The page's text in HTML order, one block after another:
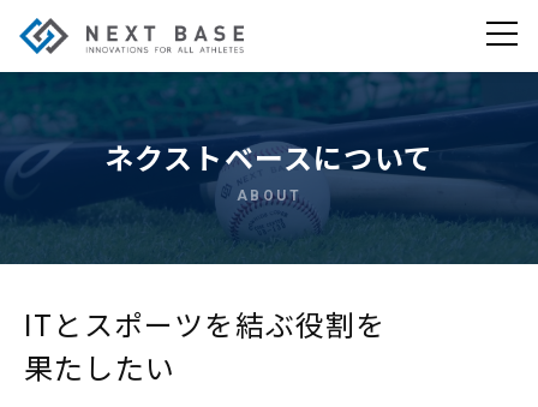
ネクストベースについて
ABOUT
ITとスポーツを結ぶ役割を
果たしたい